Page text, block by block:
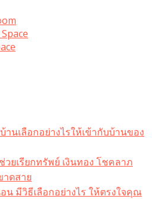
านเลือกอย่างไรให้เข้ากับบ้านของ
ยเรียกทรัพย์ เงินทอง โชคลาภ
ดสาย
น มีวิธีเลือกอย่างไร ให้ตรงใจคุณ